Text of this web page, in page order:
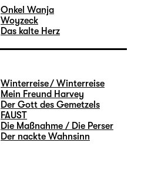
Onkel Wanja
Woyzeck
Das kalte Herz
Winterreise / Winterreise
Mein Freund Harvey
Der Gott des Gemetzels
FAUST
Die Maßnahme / Die Perser
Der nackte Wahnsinn